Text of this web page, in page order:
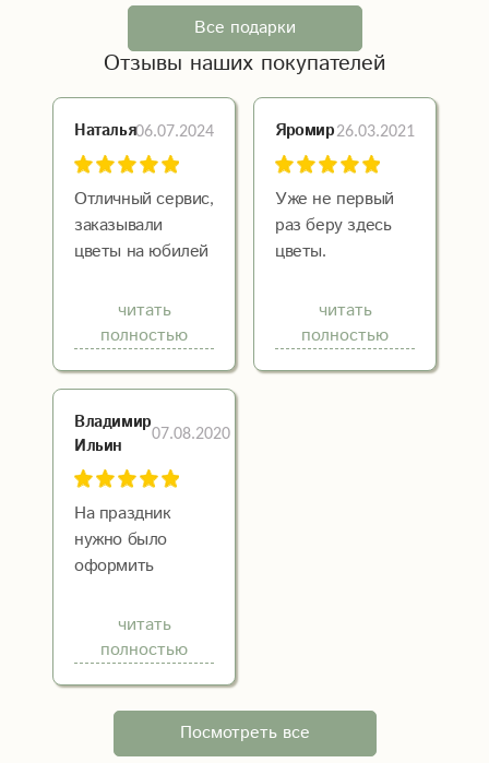
Все подарки
Отзывы наших покупателей
Наталья06.07.2024
Отличный сервис,
заказывали
цветы на юбилей
города, помогли
выбрать, цветы
свежие, доставка
по времени
Все идеально,
спасибо большое
читать
полностью
Яромир26.03.2021
Уже не первый
раз беру здесь
цветы.
в восторге.
Цветы всегда
свежие, букеты
читать
полностью
Владимир
Ильин
07.08.2020
На праздник
нужно было
оформить
заказали букеты
цветов. На сайте
огромный выбор,
подходящие.
Сразу
читать
полностью
Посмотреть все